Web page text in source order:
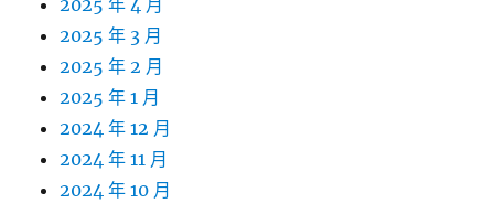
2025 年 4 月
2025 年 3 月
2025 年 2 月
2025 年 1 月
2024 年 12 月
2024 年 11 月
2024 年 10 月